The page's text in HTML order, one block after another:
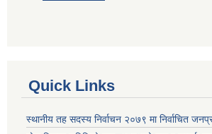
Quick Links
स्थानीय तह सदस्य निर्वाचन २०७९ मा निर्वाचित